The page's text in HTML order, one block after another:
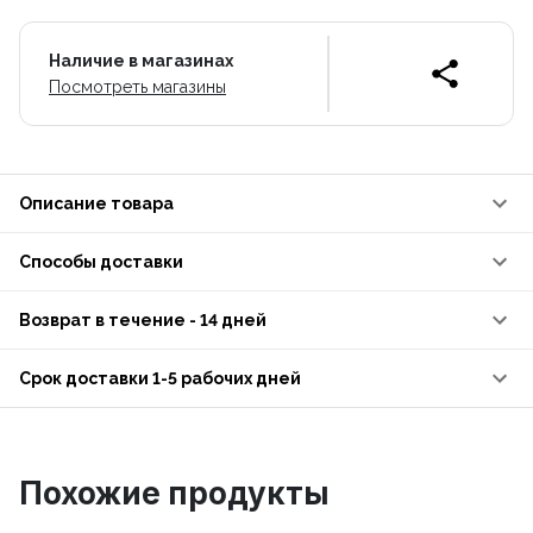
Наличие в магазинах
Посмотреть магазины
Описание товара
Способы доставки
Возврат в течение - 14 дней
Срок доставки 1-5 рабочих дней
Похожие продукты